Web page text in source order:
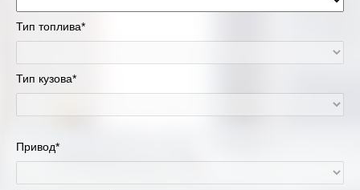
Екатеринбург
Красноярск
Тип топлива*
Тип кузова*
Привод*